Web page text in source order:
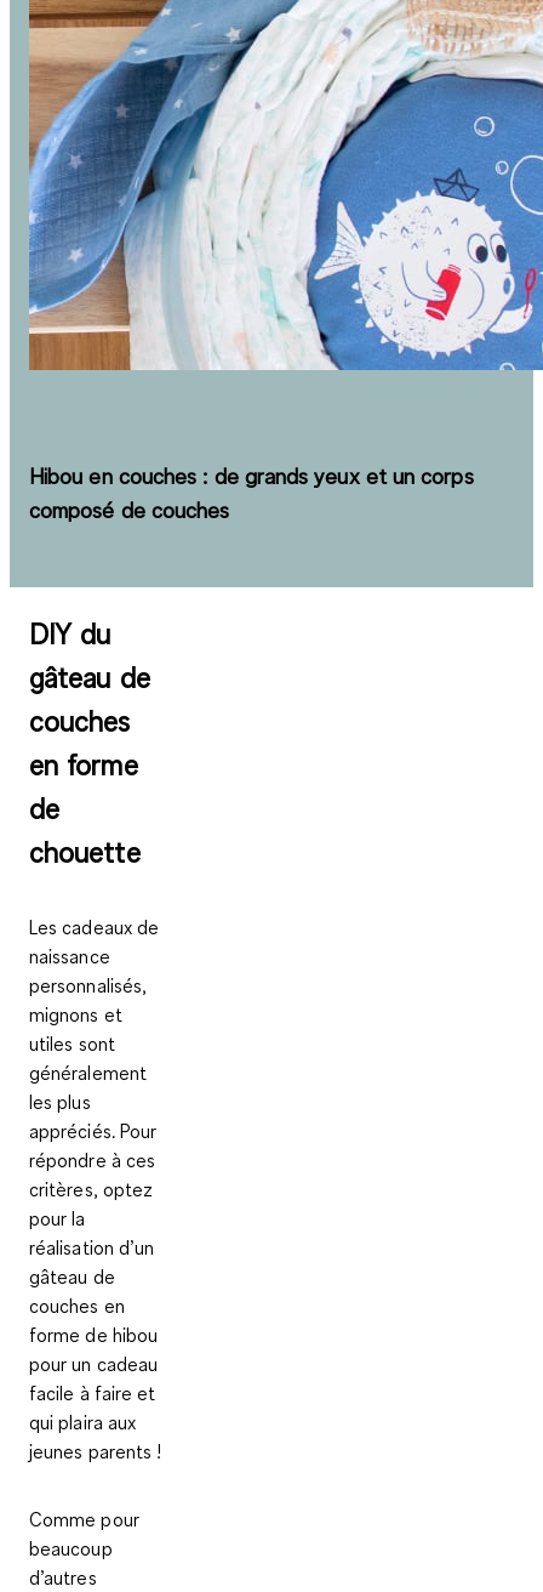
Hibou en couches : de grands yeux et un corps
composé de couches
DIY du
gâteau de
couches
en forme
de
chouette
Les cadeaux de
naissance
personnalisés,
mignons et
utiles sont
généralement
les plus
appréciés. Pour
répondre à ces
critères, optez
pour la
réalisation d’un
gâteau de
couches en
forme de hibou
pour un cadeau
facile à faire et
qui plaira aux
jeunes parents !
Comme pour
beaucoup
d’autres